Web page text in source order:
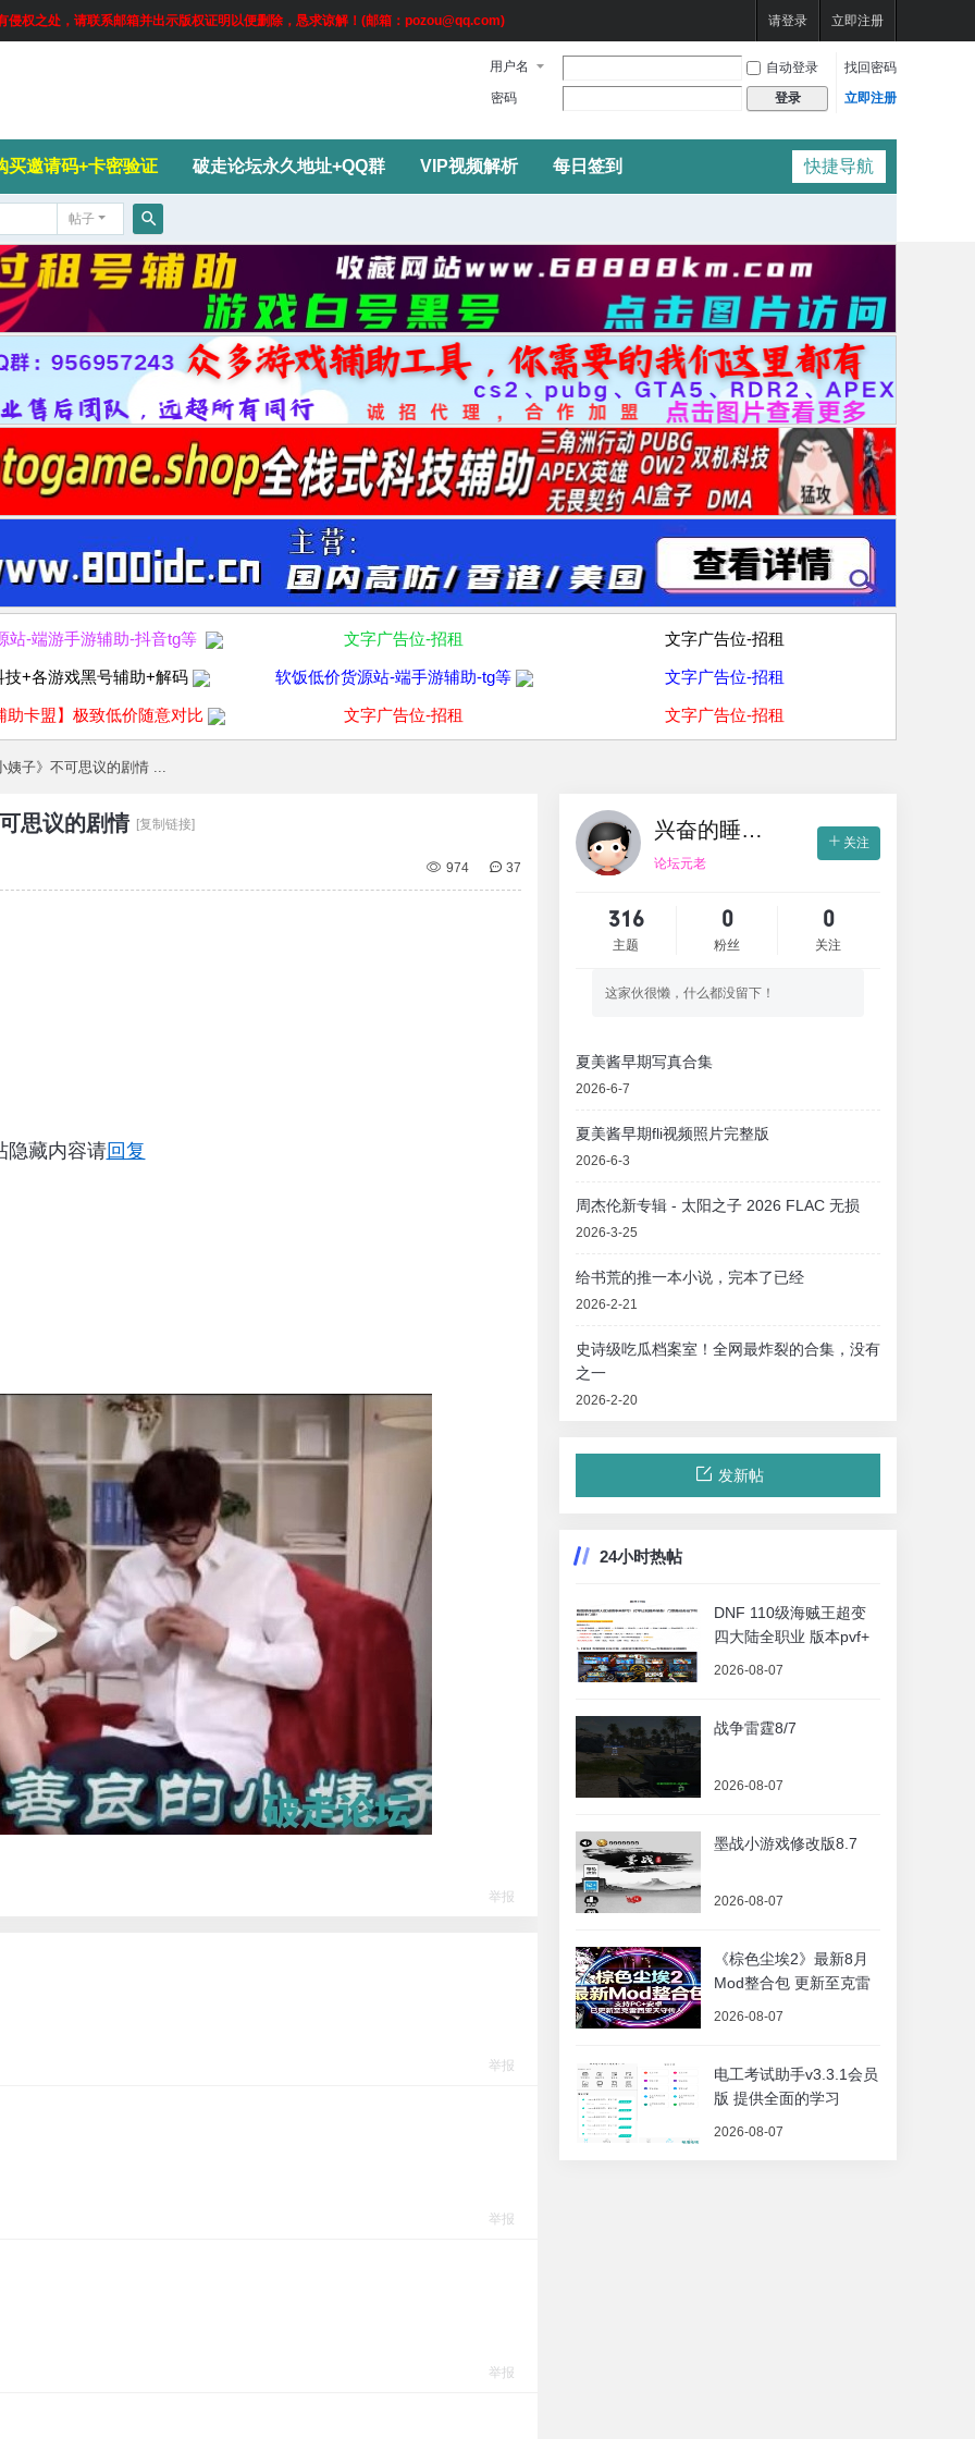
权之处，请联系邮箱并出示版权证明以便删除，恳求谅解！(邮箱：pozou@qq.com) 请登录 立即注册
用户名 自动登录
找回密码
密码
登录 立即注册
快捷导航
买邀请码+卡密验证 破走论坛永久地址+QQ群 VIP视频解析 每日签到
帖子
搜
索
站-端游手游辅助-抖音tg等 文字广告位-招租 文字广告位-招租
技+各游戏黑号辅助+解码 软饭低价货源站-端手游辅助-tg等 文字广告位-招租
助卡盟】极致低价随意对比 文字广告位-招租 文字广告位-招租
姨子》不可思议的剧情 ...
思议的剧情 [复制链接]
974 37
隐藏内容请回复
举报
举报
举报
举报
兴奋的睡不着
论坛元老
关注
316
主题
0
粉丝
0
关注
这家伙很懒，什么都没留下！
夏美酱早期写真合集
2026-6-7
夏美酱早期fli视频照片完整版
2026-6-3
周杰伦新专辑 - 太阳之子 2026 FLAC 无损
2026-3-25
给书荒的推一本小说，完本了已经
2026-2-21
史诗级吃瓜档案室！全网最炸裂的合集，没有
之一
2026-2-20
发新帖
24小时热帖
DNF 110级海贼王超变
四大陆全职业 版本pvf+
2026-08-07
战争雷霆8/7
2026-08-07
墨战小游戏修改版8.7
2026-08-07
《棕色尘埃2》最新8月
Mod整合包 更新至克雷
2026-08-07
电工考试助手v3.3.1会员
版 提供全面的学习
2026-08-07